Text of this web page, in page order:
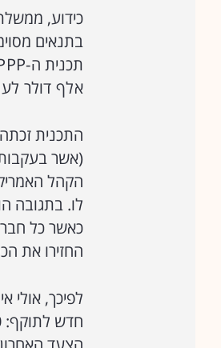
כידוע,
בתנאים
תכנית ה-
אלף דולר
התכנית
(אשר
הקהל
כאשר כל
החזירו את
לפיכך, אולי